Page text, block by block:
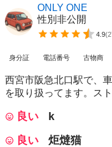
ONLY ONE
性別非公開
4.9(
身分証 電話番号 古物商
西宮市阪急北口駅で、
を取り扱ってます。ス
良い
k
良い
炬燵猫